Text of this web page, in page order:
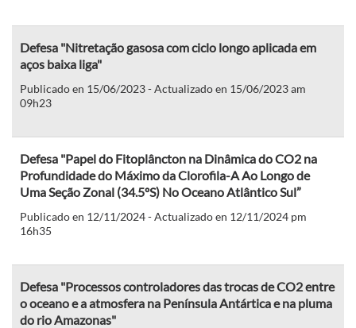
Defesa "Nitretação gasosa com ciclo longo aplicada em
aços baixa liga"
Publicado en 15/06/2023 - Actualizado en 15/06/2023 am
09h23
Defesa "Papel do Fitoplâncton na Dinâmica do CO2 na
Profundidade do Máximo da Clorofila-A Ao Longo de
Uma Seção Zonal (34.5ºS) No Oceano Atlântico Sul”
Publicado en 12/11/2024 - Actualizado en 12/11/2024 pm
16h35
Defesa "Processos controladores das trocas de CO2 entre
o oceano e a atmosfera na Península Antártica e na pluma
do rio Amazonas"